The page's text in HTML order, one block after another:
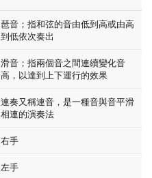
琶音；指和弦的音由低到高或由高
到低依次奏出
滑音；指兩個音之間連續變化音
高，以達到上下運行的效果
連奏又稱連音，是一種音與音平滑
相連的演奏法
右手
左手